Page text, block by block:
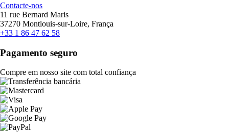
Contacte-nos
11 rue Bernard Maris
37270 Montlouis-sur-Loire, França
+33 1 86 47 62 58
Pagamento seguro
Compre em nosso site com total confiança